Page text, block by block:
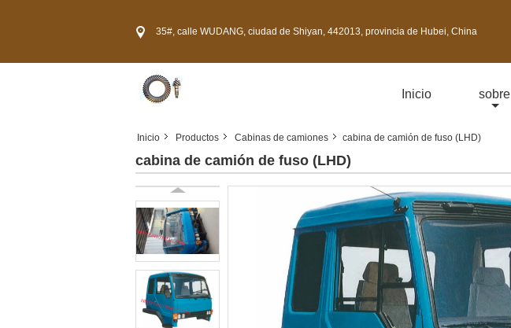
35#, calle WUDANG, ciudad de Shiyan, 442013, provincia de Hubei, China
Inicio sobre
Inicio Productos Cabinas de camiones cabina de camión de fuso (LHD)
cabina de camión de fuso (LHD)